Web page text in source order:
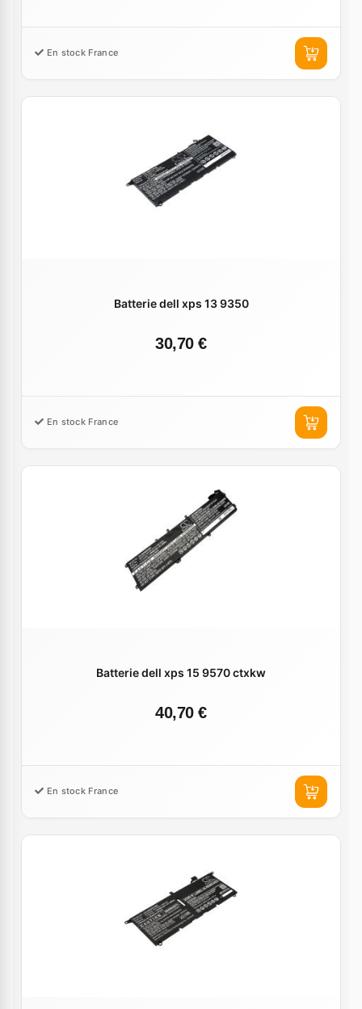
En stock France
Batterie dell xps 13 9350
30,70 €
En stock France
Batterie dell xps 15 9570 ctxkw
40,70 €
En stock France